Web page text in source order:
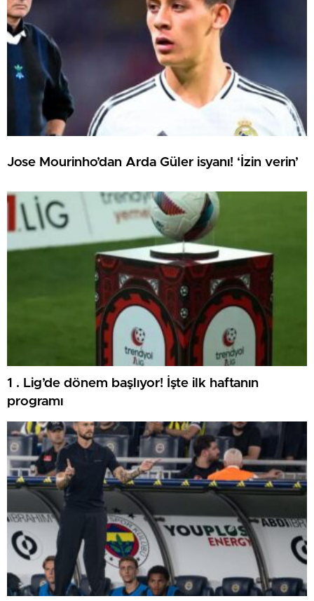
Jose Mourinho’dan Arda Güler isyanı! ‘İzin verin’
1 . Lig’de dönem başlıyor! İşte ilk haftanın
programı